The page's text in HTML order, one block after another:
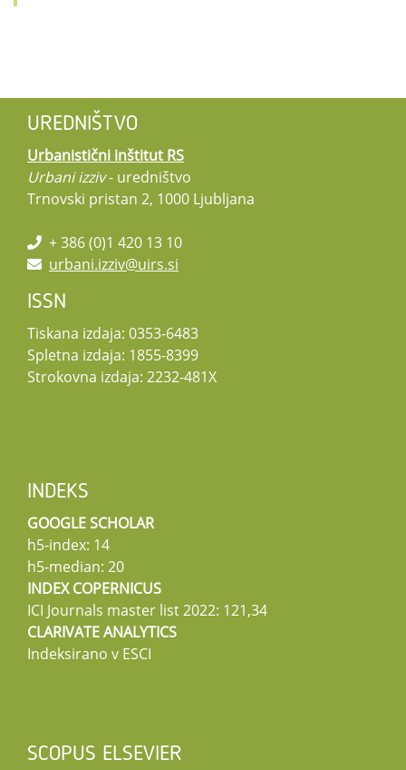
UREDNIŠTVO
Urbanistični inštitut RS
Urbani izziv- uredništvo
Trnovski pristan 2, 1000 Ljubljana
+ 386 (0)1 420 13 10
urbani.izziv@uirs.si
ISSN
Tiskana izdaja: 0353-6483
Spletna izdaja: 1855-8399
Strokovna izdaja: 2232-481X
INDEKS
GOOGLE SCHOLAR
h5-index: 14
h5-median: 20
INDEX COPERNICUS
ICI Journals master list 2022: 121,34
CLARIVATE ANALYTICS
Indeksirano v ESCI
SCOPUS ELSEVIER